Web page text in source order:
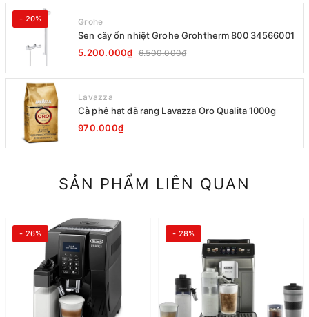
- 20% Grohe
Sen cây ổn nhiệt Grohe Grohtherm 800 34566001
5.200.000₫ 6.500.000₫
Lavazza
Cà phê hạt đã rang Lavazza Oro Qualita 1000g
970.000₫
SẢN PHẨM LIÊN QUAN
- 26% - 28%